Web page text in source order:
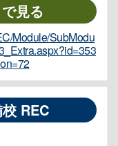
見る
Module/SubModu
REC